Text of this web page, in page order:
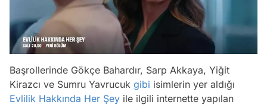
Başrollerinde Gökçe Bahardır, Sarp Akkaya, Yiğit
Kirazcı ve Sumru Yavrucuk gibi isimlerin yer aldığı
Evlilik Hakkında Her Şey ile ilgili internette yapılan